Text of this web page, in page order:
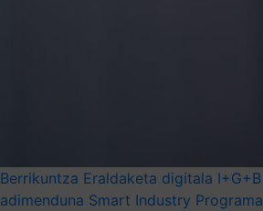
Berrikuntza Eraldaketa digitala I+G+B
adimenduna Smart Industry Programa